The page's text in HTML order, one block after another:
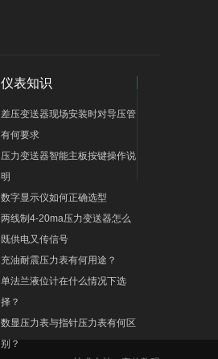
仪表知识
差压变送器现场安装时对导压管
有何要求
压力变送器智能主板按键操作说
明
数字显示仪如何正确选型
两线制4-20ma压力变送器怎么
既供电又传信号
充油耐震压力表有何用途？
单法兰液位计在什么情况下选
择？
数显压力表与指针压力表有何区
别？